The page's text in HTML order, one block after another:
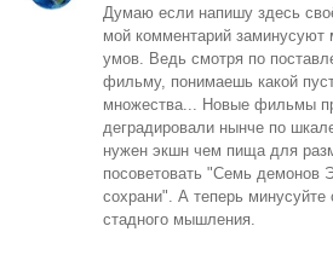
Думаю если напишу здесь
мой комментарий заминусуют
умов. Ведь смотря по
фильму, понимаешь какой
множества... Новые фильмы
деградировали нынче по
нужен экшн чем пища для
посоветовать "Семь демонов
сохрани". А теперь минусуйте
стадного мышления.